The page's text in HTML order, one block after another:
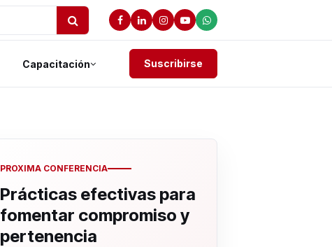
Capacitación Suscribirse
PROXIMA CONFERENCIA
Prácticas efectivas para
fomentar compromiso y
pertenencia